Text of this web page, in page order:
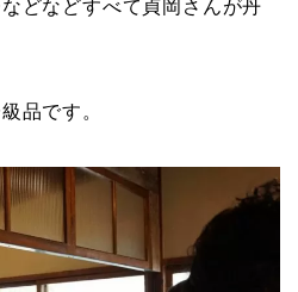
どなどすべて貞岡さんが丹
品です。